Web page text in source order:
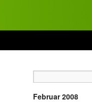
Februar 2008